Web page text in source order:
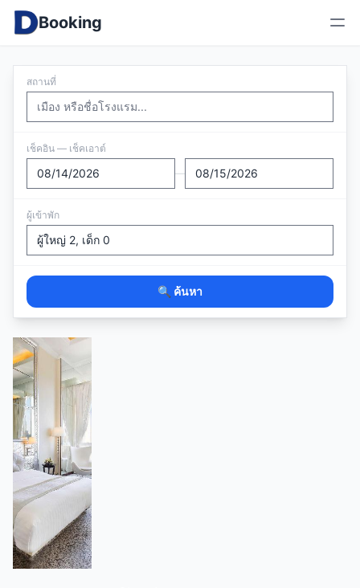
Booking
สถานที่
เช็คอิน — เช็คเอาต์
—
ผู้เข้าพัก
🔍 ค้นหา